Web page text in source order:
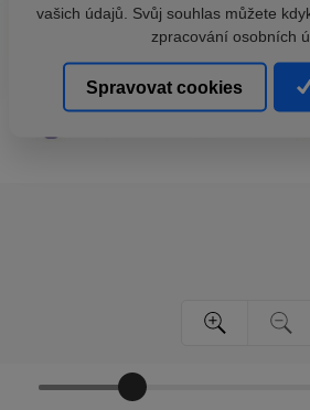
vašich údajů. Svůj souhlas můžete
zpracování osobních
Spravovat cookies